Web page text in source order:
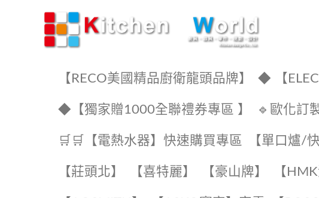
【RECO美國精品廚衛龍頭品牌】 ◆ 【
◆【獨家贈1000全聯禮券專區 】 🔹歐化訂
🛒🛒【電熱水器】快速購買專區 【單口爐/
【莊頭北】 【喜特麗】 【豪山牌】 【